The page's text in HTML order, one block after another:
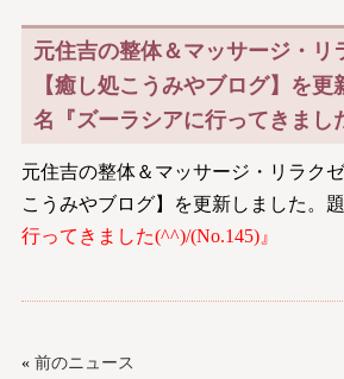
元住吉の整体＆マッサージ・リ
【癒し処こうみやブログ】を更
名『ズーラシアに行ってきまし
元住吉の整体＆マッサージ・リラク
こうみやブログ】を更新しました。
行ってきました(^^)/(No.145)』
« 前のニュース